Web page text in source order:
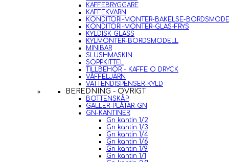
KAFFEBRYGGARE
KAFFEKVARN
KONDITORI-MONTER-BAKELSE-
KONDITORI-MONTER-GLAS-FRYS
KYLDISK-GLASS
KYLMONTER-BORDSMODELL
MINIBAR
SLUSHMASKIN
SOPPKITTEL
TILLBEHÖR - KAFFE O DRYCK
VÅFFELJÄRN
VATTENDISPENSER-KYLD
BEREDNING - ÖVRIGT
BOTTENSKÅP
GALLER-PLÅTAR-GN
GN-KANTINER
Gn kantin 1/2
Gn kantin 1/3
Gn kantin 1/4
Gn kantin 1/6
Gn kantin 1/9
Gn kantin 1/1